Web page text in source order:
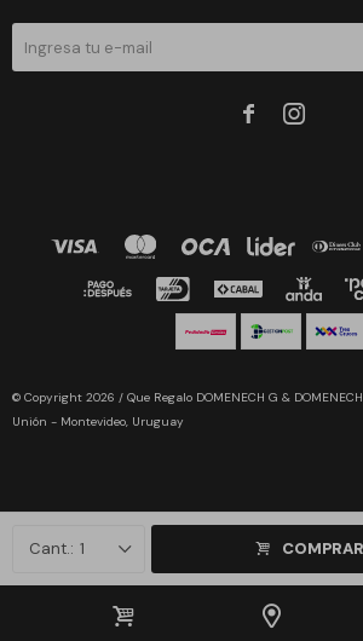
1 COMPRAR
 
© Copyright 2026 / Que Regalo DOMENECH G &
Unión - Montevideo, Uruguay